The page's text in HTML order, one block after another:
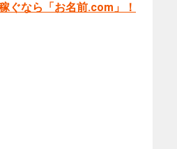
ぐなら「お名前.com」！